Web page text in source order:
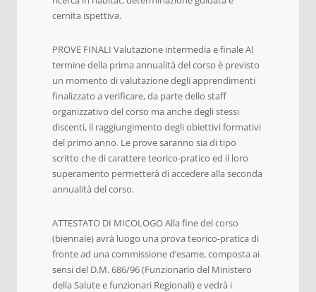
cernita ispettiva.
PROVE FINALI Valutazione intermedia e finale Al
termine della prima annualità del corso è previsto
un momento di valutazione degli apprendimenti
finalizzato a verificare, da parte dello staff
organizzativo del corso ma anche degli stessi
discenti, il raggiungimento degli obiettivi formativi
del primo anno. Le prove saranno sia di tipo
scritto che di carattere teorico-pratico ed il loro
superamento permetterà di accedere alla seconda
annualità del corso.
ATTESTATO DI MICOLOGO Alla fine del corso
(biennale) avrà luogo una prova teorico-pratica di
fronte ad una commissione d’esame, composta ai
sensi del D.M. 686/96 (Funzionario del Ministero
della Salute e funzionari Regionali) e vedrà i